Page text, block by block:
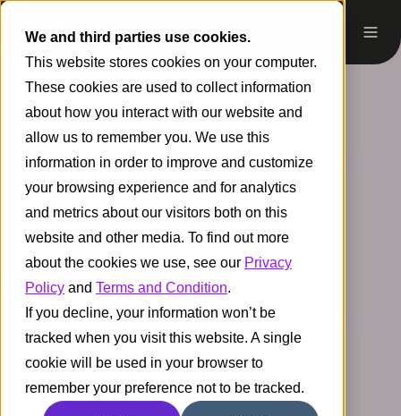
We and third parties use cookies.
This website stores cookies on your computer.
These cookies are used to collect information
about how you interact with our website and
allow us to remember you. We use this
information in order to improve and customize
your browsing experience and for analytics
and metrics about our visitors both on this
website and other media. To find out more
about the cookies we use, see our Privacy
Policy and Terms and Condition.
If you decline, your information won’t be
tracked when you visit this website. A single
cookie will be used in your browser to
remember your preference not to be tracked.